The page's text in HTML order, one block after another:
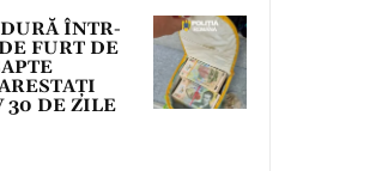
ÎNTR-
FURT DE
30 DE ZILE